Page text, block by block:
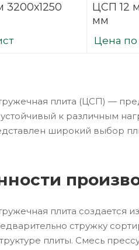
ЦСП 12
мм
Цена по
плита (ЦСП) —
к различным
широкий выбор
плита создается
стружку
плиты. Смесь